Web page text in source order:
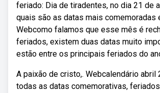
feriado: Dia de tiradentes, no dia 21 de
quais são as datas mais comemoradas
Webcomo falamos que esse mês é
feriados, existem duas datas muito
estão entre os principais feriados do
A paixão de cristo,. Webcalendário abril
todas as datas comemorativas,